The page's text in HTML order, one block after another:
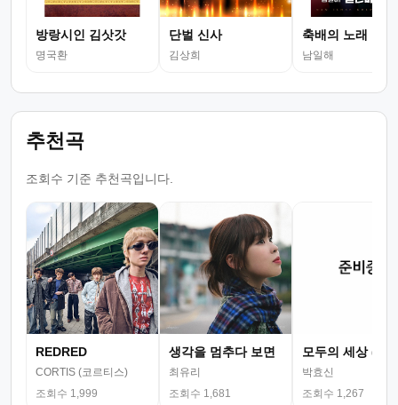
방랑시인 김삿갓
명국환
단벌 신사
김상희
축배의 노래
남일해
추천곡
조회수 기준 추천곡입니다.
REDRED
CORTIS (코르티스)
조회수 1,999
생각을 멈추다 보면
최유리
조회수 1,681
모두의 세상 (뮤
박효신
조회수 1,267